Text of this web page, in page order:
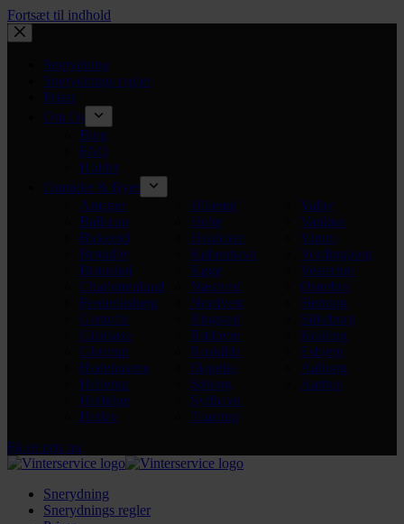
Fortsæt til indhold
Snerydning
Snerydnings regler
Priser
Om Os
Blog
FAQ
Holdet
Områder & Byer
Amager
Ballerup
Birkerød
Brøndby
Brønshøj
Charlottenlund
Frederiksberg
Gentofte
Gladsaxe
Glostrup
Hedehusene
Hellerup
Herfølge
Herlev
Hillerød
Holte
Hvidovre
København
Køge
Næstved
Nordvest
Ringsted
Rødovre
Roskilde
Slagelse
Søborg
Sydhavn
Taastrup
Valby
Vanløse
Virum
Vordingborg
Vesterbro
Østerbro
Herning
Silkeborg
Kolding
Esbjerg
Aalborg
Aarhus
Få en pris nu
Snerydning
Snerydnings regler